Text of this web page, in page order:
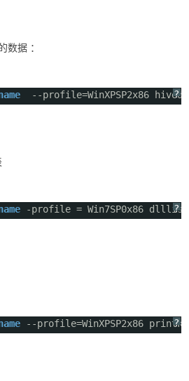
数据 ：
?
--profile=WinXPSP2x86
?
-profile = Win7SP0x86
?
--profile=WinXPSP2x86